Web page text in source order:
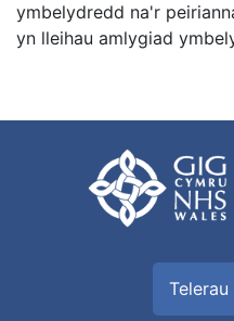
ymbelydredd na'r
yn lleihau amlygiad